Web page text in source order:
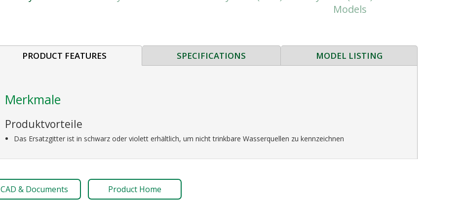
Models
PRODUCT FEATURES SPECIFICATIONS MODEL LISTING
Merkmale
Produktvorteile
Das Ersatzgitter ist in schwarz oder violett erhältlich, um nicht trinkbare Wasserquellen zu kennzeichnen
CAD & Documents Product Home